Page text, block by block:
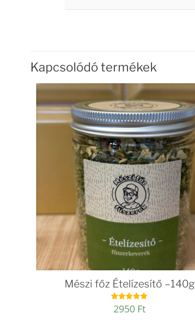
Kapcsolódó termékek
Mészi főz Ételízesítő –140g
Értékelés:
5.00
2950 Ft